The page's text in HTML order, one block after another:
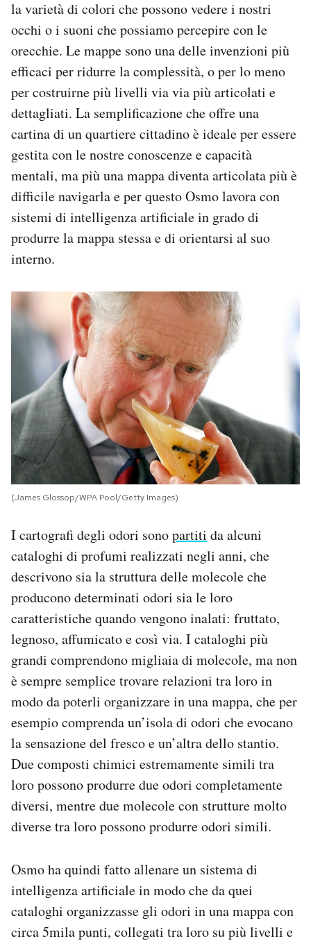
la varietà di colori che possono vedere i nostri
occhi o i suoni che possiamo percepire con le
orecchie. Le mappe sono una delle invenzioni più
efficaci per ridurre la complessità, o per lo meno
per costruirne più livelli via via più articolati e
dettagliati. La semplificazione che offre una
cartina di un quartiere cittadino è ideale per essere
gestita con le nostre conoscenze e capacità
mentali, ma più una mappa diventa articolata più è
difficile navigarla e per questo Osmo lavora con
sistemi di intelligenza artificiale in grado di
produrre la mappa stessa e di orientarsi al suo
interno.
(James Glossop/WPA Pool/Getty Images)
I cartografi degli odori sonopartiti da alcuni
cataloghi di profumi realizzati negli anni, che
descrivono sia la struttura delle molecole che
producono determinati odori sia le loro
caratteristiche quando vengono inalati: fruttato,
legnoso, affumicato e così via. I cataloghi più
grandi comprendono migliaia di molecole, ma non
è sempre semplice trovare relazioni tra loro in
modo da poterli organizzare in una mappa, che per
esempio comprenda un’isola di odori che evocano
la sensazione del fresco e un’altra dello stantio.
Due composti chimici estremamente simili tra
loro possono produrre due odori completamente
diversi, mentre due molecole con strutture molto
diverse tra loro possono produrre odori simili.
Osmo ha quindi fatto allenare un sistema di
intelligenza artificiale in modo che da quei
cataloghi organizzasse gli odori in una mappa con
circa 5mila punti, collegati tra loro su più livelli e